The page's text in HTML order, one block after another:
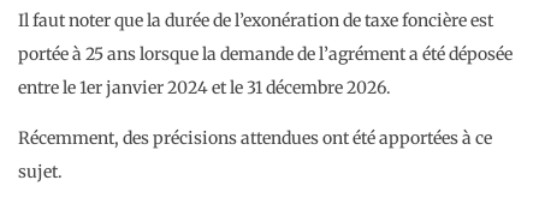
Il faut noter que la durée de l’exonération de taxe foncière est
portée à 25 ans lorsque la demande de l’agrément a été déposée
entre le 1er janvier 2024 et le 31 décembre 2026.
Récemment, des précisions attendues ont été apportées à ce
sujet.